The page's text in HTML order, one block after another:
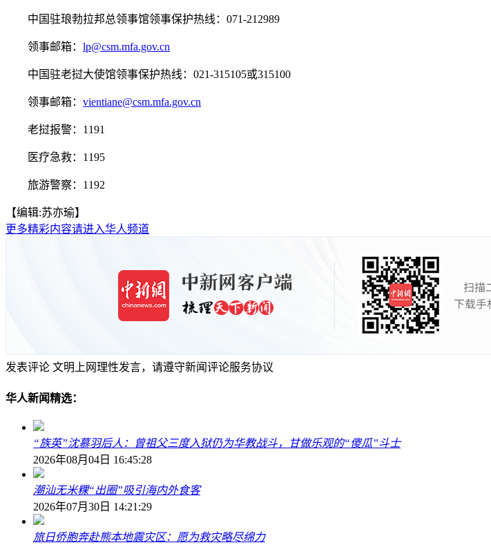
中国驻琅勃拉邦总领事馆领事保护热线：071-212989
领事邮箱： lp@csm.mfa.gov.cn
中国驻老挝大使馆领事保护热线：021-315105或315100
领事邮箱： vientiane@csm.mfa.gov.cn
老挝报警：1191
医疗急救：1195
旅游警察：1192
【编辑:苏亦瑜】
更多精彩内容请进入华人频道
发表评论 文明上网理性发言，请遵守新闻评论服务协议
华人新闻精选：
“族英”沈慕羽后人：曾祖父三度入狱仍为华教战斗，甘做乐观的“傻瓜”斗士
2026年08月04日 16:45:28
潮汕无米粿“出圈”吸引海内外食客
2026年07月30日 14:21:29
旅日侨胞奔赴熊本地震灾区：愿为救灾略尽绵力